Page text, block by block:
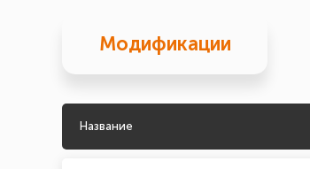
Модификации
Название